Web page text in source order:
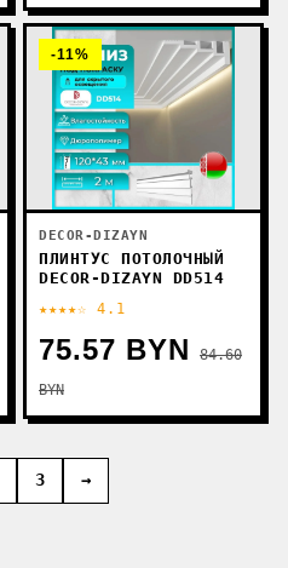
-11%
DECOR-DIZAYN
ПЛИНТУС ПОТОЛОЧНЫЙ
DECOR-DIZAYN DD514
★★★★☆ 4.1
75.57 BYN
84.60
BYN
3 →